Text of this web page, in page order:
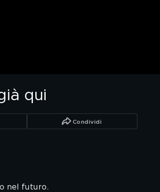
qui
Condividi
nel futuro.